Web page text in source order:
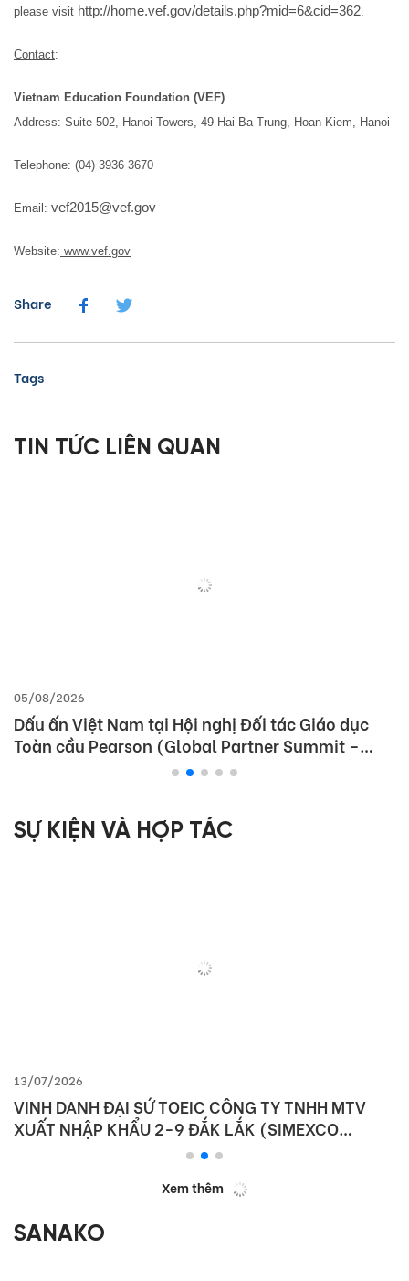
please visit http://home.vef.gov/details.php?mid=6&cid=362.
Contact:
Vietnam Education Foundation (VEF)
Address: Suite 502, Hanoi Towers, 49 Hai Ba Trung, Hoan Kiem, Hanoi
Telephone: (04) 3936 3670
Email: vef2015@vef.gov
Website: www.vef.gov
Share
Tags
TIN TỨC LIÊN QUAN
05/08/2026
Dấu ấn Việt Nam tại Hội nghị Đối tác Giáo dục
Toàn cầu Pearson (Global Partner Summit –
SỰ KIỆN VÀ HỢP TÁC
13/07/2026
VINH DANH ĐẠI SỨ TOEIC CÔNG TY TNHH MTV
XUẤT NHẬP KHẨU 2-9 ĐẮK LẮK (SIMEXCO
Xem thêm
SANAKO